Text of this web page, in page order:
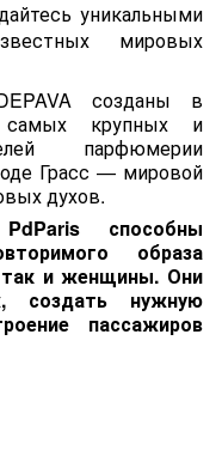
уникальными
мировых
созданы в
крупных и
парфюмерии
Грасс — мировой
духов.
ris способны
имого образа
так и женщины. Они
создать нужную
пассажиров